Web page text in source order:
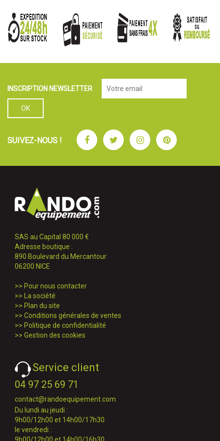
INSCRIPTION NEWSLETTER
SUIVEZ-NOUS ! FacebookTwitterInstagramPinterest
SAS au Capital 80 000 €
Adresse boutique :
890 Boulevard du Mercantour
06200 NICE
>> Pour nous contacter
>>
La société
>> Plan du site
>> Conditions générales de ventes
>> Politique de confidentialité
>> Gestion des cookies
Service client
04 97 25 69 71
contact@randoequipement.com
Du lundi au jeudi :
9h00/12h00 et 14h00/17h30
le vendredi :
9h00/12h00 et 14h00/16h30